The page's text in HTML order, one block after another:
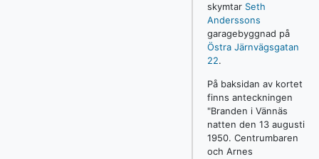
skymtar Seth
Anderssons
garagebyggnad på
Östra Järnvägsgatan
22.
På baksidan av kortet
finns anteckningen
"Branden i Vännäs
natten den 13 augusti
1950. Centrumbaren
och Arnes